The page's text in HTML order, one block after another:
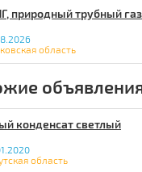
природный трубный
область
конденсат светлый
область